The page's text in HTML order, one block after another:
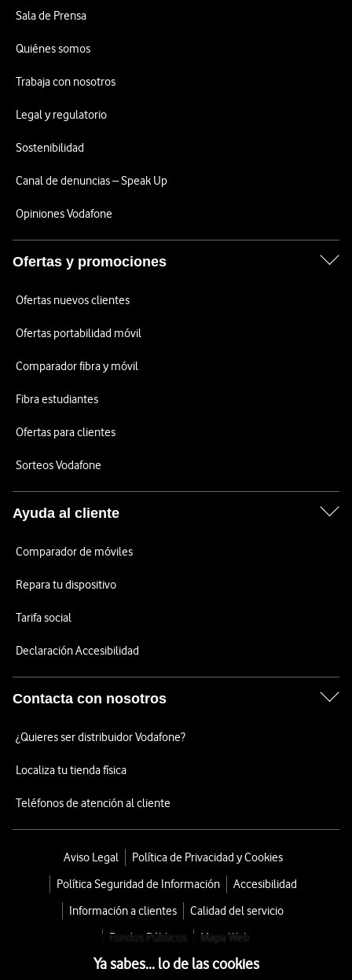
Sala de Prensa
Quiénes somos
Trabaja con nosotros
Legal y regulatorio
Sostenibilidad
Canal de denuncias – Speak Up
Opiniones Vodafone
Ofertas y promociones
Ofertas nuevos clientes
Ofertas portabilidad móvil
Comparador fibra y móvil
Fibra estudiantes
Ofertas para clientes
Sorteos Vodafone
Ayuda al cliente
Comparador de móviles
Repara tu dispositivo
Tarifa social
Declaración Accesibilidad
Contacta con nosotros
¿Quieres ser distribuidor Vodafone?
Localiza tu tienda física
Teléfonos de atención al cliente
Aviso Legal
Política de Privacidad y Cookies
Política Seguridad de Información
Accesibilidad
Información a clientes
Calidad del servicio
Fondos Públicos
Mapa Web
Ya sabes... lo de las cookies